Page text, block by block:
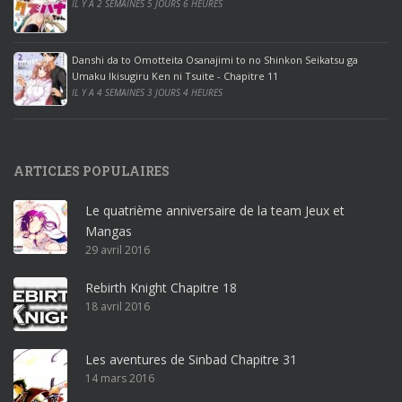
i
c
e
2
0
1
r
o
ff
i
c
e
3
IL Y A 2 SEMAINES 5 JOURS 6 HEURES
Danshi da to Omotteita Osanajimi to no Shinkon Seikatsu ga
Umaku Ikisugiru Ken ni Tsuite - Chapitre 11
IL Y A 4 SEMAINES 3 JOURS 4 HEURES
ARTICLES POPULAIRES
Le quatrième anniversaire de la team Jeux et
Mangas
29 avril 2016
Rebirth Knight Chapitre 18
18 avril 2016
Les aventures de Sinbad Chapitre 31
14 mars 2016